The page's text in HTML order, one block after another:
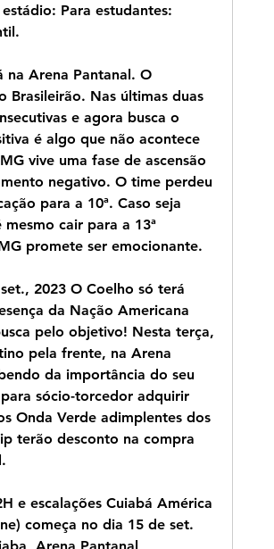
Para estudantes:
na Arena Pantanal. O
Brasileirão. Nas últimas duas
e agora busca o
é algo que não acontece
vive uma fase de ascensão
negativo. O time perdeu
para a 10ª. Caso seja
cair para a 13ª
promete ser emocionante.
2023 O Coelho só terá
da Nação Americana
pelo objetivo! Nesta terça,
pela frente, na Arena
da importância do seu
sócio-torcedor adquirir
Onda Verde adimplentes dos
terão desconto na compra
e escalações Cuiabá América
começa no dia 15 de set.